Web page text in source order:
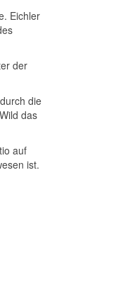
Eichler
der
die
das
auf
ist.